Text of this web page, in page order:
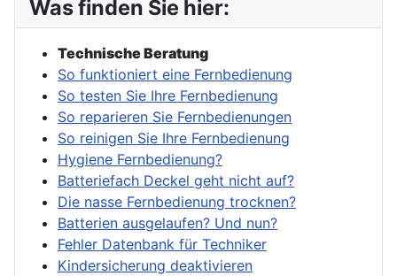
Was finden Sie hier:
Technische Beratung
So funktioniert eine Fernbedienung
So testen Sie Ihre Fernbedienung
So reparieren Sie Fernbedienungen
So reinigen Sie Ihre Fernbedienung
Hygiene Fernbedienung?
Batteriefach Deckel geht nicht auf?
Die nasse Fernbedienung trocknen?
Batterien ausgelaufen? Und nun?
Fehler Datenbank für Techniker
Kindersicherung deaktivieren